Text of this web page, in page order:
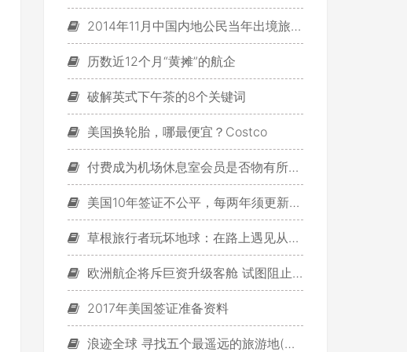
2014年11月中国内地公民当年出境旅游首次突破1亿人次
历数近12个月“黄摊”的航企
破解英式下午茶的8个关键词
美国换轮胎，哪最便宜？Costco
付费成为机场休息室会员是否物有所值？
美国10年签证不公平，每两年须更新EVUS
草根旅行者玩坏地球：在路上遇见从未有过的自己
欧洲航企将斥巨资升级客舱 试图阻止客户流失
2017年美国签证准备资料
浪迹全球 寻找五个最遥远的旅游地(组图)